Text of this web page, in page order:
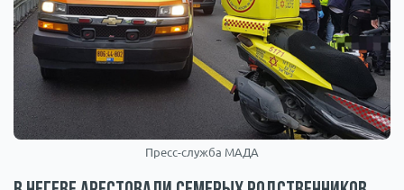
Пресс-служба МАДА